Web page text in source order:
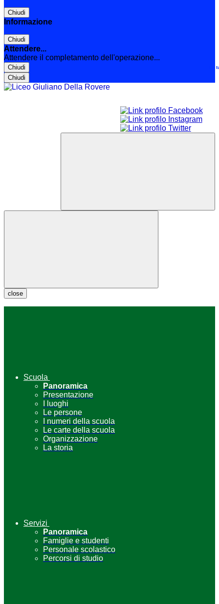
Chiudi
Informazione
Chiudi
Attendere...
Attendere il completamento dell'operazione...
Chiudi
Chiudi
Le
close
Scuola
Panoramica
Presentazione
I luoghi
Le persone
I numeri della scuola
Le carte della scuola
Organizzazione
La storia
Servizi
Panoramica
Famiglie e studenti
Personale scolastico
Percorsi di studio